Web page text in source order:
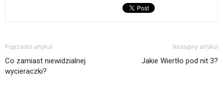
Poprzedni artykuł
Co zamiast niewidzialnej
wycieraczki?
Następny artykuł
Jakie Wiertło pod nit 3?